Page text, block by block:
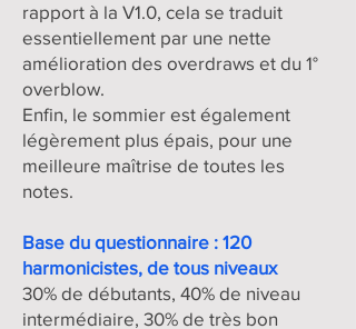
rapport à la V1.0, cela se traduit
essentiellement par une nette
amélioration des overdraws et du 1°
overblow.
Enfin, le sommier est également
légèrement plus épais, pour une
meilleure maîtrise de toutes les
notes.
Base du questionnaire : 120
harmonicistes, de tous niveaux
30% de débutants, 40% de niveau
intermédiaire, 30% de très bon